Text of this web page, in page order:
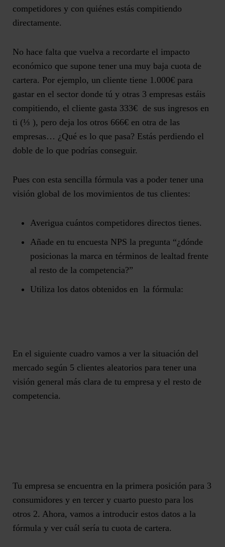
competidores y con quiénes estás compitiendo
directamente.
No hace falta que vuelva a recordarte el impacto
económico que supone tener una muy baja cuota de
cartera. Por ejemplo, un cliente tiene 1.000€ para
gastar en el sector donde tú y otras 3 empresas estáis
compitiendo, el cliente gasta 333€ de sus ingresos en
ti (⅓ ), pero deja los otros 666€ en otra de las
empresas… ¿Qué es lo que pasa? Estás perdiendo el
doble de lo que podrías conseguir.
Pues con esta sencilla fórmula vas a poder tener una
visión global de los movimientos de tus clientes:
Averigua cuántos competidores directos tienes.
Añade en tu encuesta NPS la pregunta “¿dónde
posicionas la marca en términos de lealtad frente
al resto de la competencia?”
Utiliza los datos obtenidos en la fórmula:
En el siguiente cuadro vamos a ver la situación del
mercado según 5 clientes aleatorios para tener una
visión general más clara de tu empresa y el resto de
competencia.
Tu empresa se encuentra en la primera posición para 3
consumidores y en tercer y cuarto puesto para los
otros 2. Ahora, vamos a introducir estos datos a la
fórmula y ver cuál sería tu cuota de cartera.